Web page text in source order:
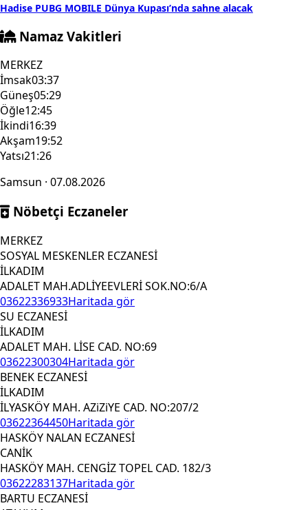
Hadise PUBG MOBILE Dünya Kupası’nda sahne alacak
Namaz Vakitleri
MERKEZ
İmsak03:37
Güneş05:29
Öğle12:45
İkindi16:39
Akşam19:52
Yatsı21:26
Samsun · 07.08.2026
Nöbetçi Eczaneler
MERKEZ
SOSYAL MESKENLER ECZANESİ
İLKADIM
ADALET MAH.ADLİYEEVLERİ SOK.NO:6/A
03622336933Haritada gör
SU ECZANESİ
İLKADIM
ADALET MAH. LİSE CAD. NO:69
03622300304Haritada gör
BENEK ECZANESİ
İLKADIM
İLYASKÖY MAH. AZiZiYE CAD. NO:207/2
03622364450Haritada gör
HASKÖY NALAN ECZANESİ
CANİK
HASKÖY MAH. CENGİZ TOPEL CAD. 182/3
03622283137Haritada gör
BARTU ECZANESİ